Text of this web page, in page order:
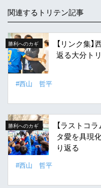
関連するトリテン記事
勝利へのカギ
【リンク集
返る大分ト
#西山 哲平
勝利へのカギ
【ラストコ
タ愛を具現
り返る
#西山 哲平